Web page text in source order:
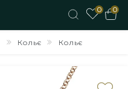
0
0
Кольє Кольє